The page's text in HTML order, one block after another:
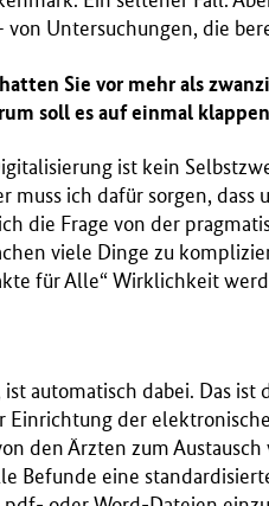
Untersuchungen, die
Sie vor mehr als
soll es auf einmal
ist kein
ich dafür sorgen, dass
die Frage von der
viele Dinge zu
für Alle“ Wirklichkeit
automatisch dabei. Das ist
der
den Ärzten zum
Befunde eine